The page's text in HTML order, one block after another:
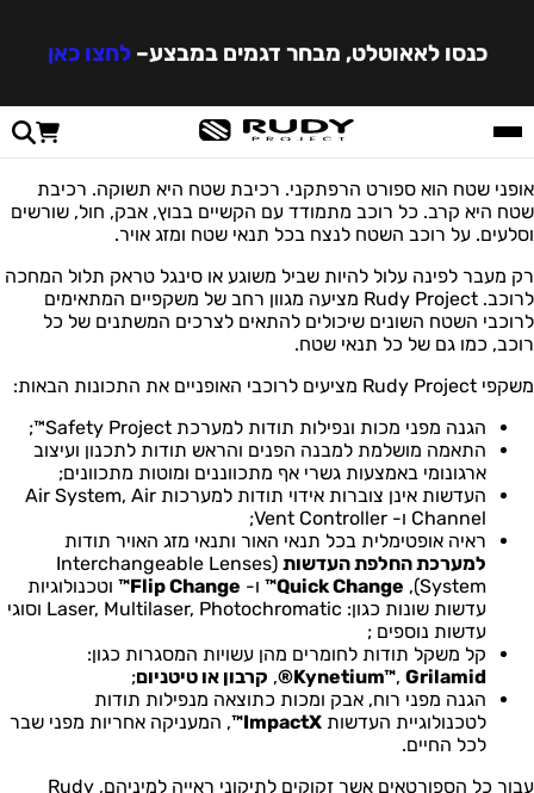
כנסו לאאוטלט, מבחר דגמים במבצע–לחצו כאן
אופני שטח הוא ספורט הרפתקני. רכיבת שטח היא תשוקה. רכיבת
שטח היא קרב. כל רוכב מתמודד עם הקשיים בבוץ, אבק, חול, שורשים
וסלעים. על רוכב השטח לנצח בכל תנאי שטח ומזג אויר.
רק מעבר לפינה עלול להיות שביל משוגע או סינגל טראק תלול המחכה
לרוכב. Rudy Project מציעה מגוון רחב של משקפיים המתאימים
לרוכבי השטח השונים שיכולים להתאים לצרכים המשתנים של כל
רוכב, כמו גם של כל תנאי שטח.
משקפי Rudy Project מציעים לרוכבי האופניים את התכונות הבאות:
הגנה מפני מכות ונפילות תודות למערכת Safety Project™;
התאמה מושלמת למבנה הפנים והראש תודות לתכנון ועיצוב
ארגונומי באמצעות גשרי אף מתכווננים ומוטות מתכוונים;
העדשות אינן צוברות אידוי תודות למערכות Air System, Air
Channel ו- Vent Controller;
ראיה אופטימלית בכל תנאי האור ותנאי מזג האויר תודות
למערכת החלפת העדשות (Interchangeable Lenses
System),
Quick Change™ ו- Flip Change™
וטכנולוגיות
עדשות שונות כגון: Laser, Multilaser, Photochromatic וסוגי
עדשות נוספים ;
קל משקל תודות לחומרים מהן עשויות המסגרות כגון:
Kynetium™, Grilamid®
, קרבון או טיטניום;
הגנה מפני רוח, אבק ומכות כתוצאה מנפילות תודות
לטכנולוגיית העדשות ImpactX™
, המעניקה אחריות מפני שבר
לכל החיים.
עבור כל הספורטאים אשר זקוקים לתיקוני ראייה למיניהם, Rudy